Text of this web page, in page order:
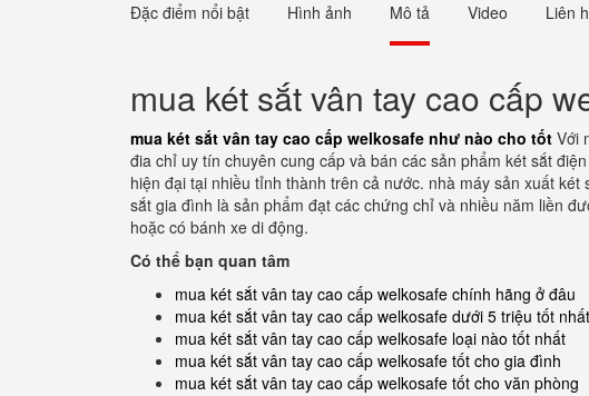
Đặc điểm nổi bật Hình ảnh Mô tả Video Liên
mua két sắt vân tay cao cấp
mua két sắt vân tay cao cấp welkosafe như nào cho tốt Với
đia chỉ uy tín chuyên cung cấp và bán các sản phẩm két sắt
hiện đại tại nhiều tỉnh thành trên cả nước. nhà máy sản xuất
sắt gia đình là sản phẩm đạt các chứng chỉ và nhiều năm liền
hoặc có bánh xe di động.
Có thể bạn quan tâm
mua két sắt vân tay cao cấp welkosafe chính hãng ở đâu
mua két sắt vân tay cao cấp welkosafe dưới 5 triệu tốt nhất
mua két sắt vân tay cao cấp welkosafe loại nào tốt nhất
mua két sắt vân tay cao cấp welkosafe tốt cho gia đình
mua két sắt vân tay cao cấp welkosafe tốt cho văn phòng